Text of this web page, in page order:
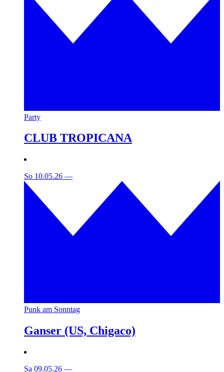
Party
CLUB TROPICANA
So 10.05.26 —
Punk am Sonntag
Ganser (US, Chigaco)
Sa 09.05.26 —